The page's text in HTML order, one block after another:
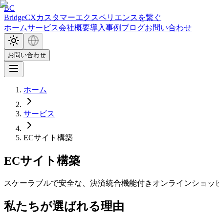
BC
BridgeCXカスタマーエクスペリエンスを繋ぐ
ホームサービス会社概要導入事例 ブログお問い合わせ
お問い合わせ
ホーム
サービス
ECサイト構築
ECサイト構築
スケーラブルで安全な、決済統合機能付きオンラインショッ
私たちが選ばれる理由